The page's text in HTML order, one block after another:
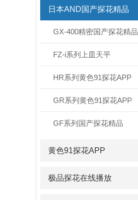
日本AND国产探花精品
GX-400精密国产探花精品
FZ-i系列上皿天平
HR系列黄色91探花APP
GR系列黄色91探花APP
GF系列国产探花精品
黄色91探花APP
极品探花在线播放